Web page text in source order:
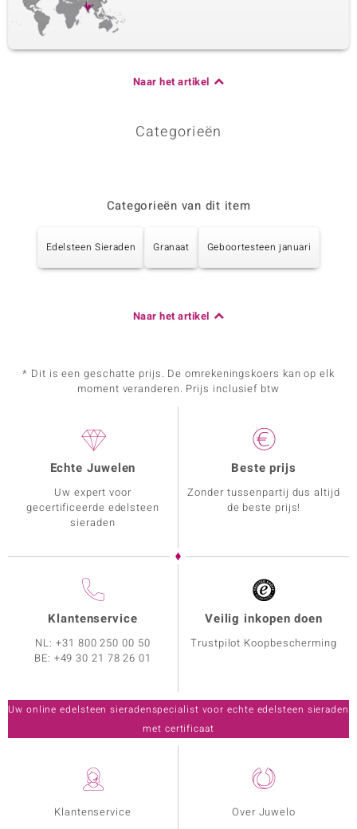
Naar het artikel
Categorieën
Categorieën van dit item
Edelsteen Sieraden Granaat Geboortesteen januari
Naar het artikel
* Dit is een geschatte prijs. De omrekeningskoers kan op elk
moment veranderen. Prijs inclusief btw
Klantenservice
Over Juwelo
Echte Juwelen
Uw expert voor
gecertificeerde edelsteen
sieraden
Beste prijs
Zonder tussenpartij dus altijd
de beste prijs!
Klantenservice
NL:+31 800 250 00 50
BE: +49 30 21 78 26 01
Veilig inkopen doen
Trustpilot Koopbescherming
Uw online edelsteen sieradenspecialist voor echte edelsteen sieraden
met certificaat